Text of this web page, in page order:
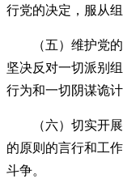
行党的决定，服从
（五）维护党
坚决反对一切派别
行为和一切阴谋诡计
（六）切实开
的原则的言行和工
斗争。